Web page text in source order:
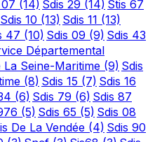
(14) Sdis 29 (14) Stis 67
Sdis 10 (13) Sdis 11 (13)
47 (10) Sdis 09 (9) Sdis 43
Départemental
Seine-Maritime (9) Sdis
(8) Sdis 15 (7) Sdis 16
(6) Sdis 79 (6) Sdis 87
(5) Sdis 65 (5) Sdis 08
De La Vendée (4) Sdis 90